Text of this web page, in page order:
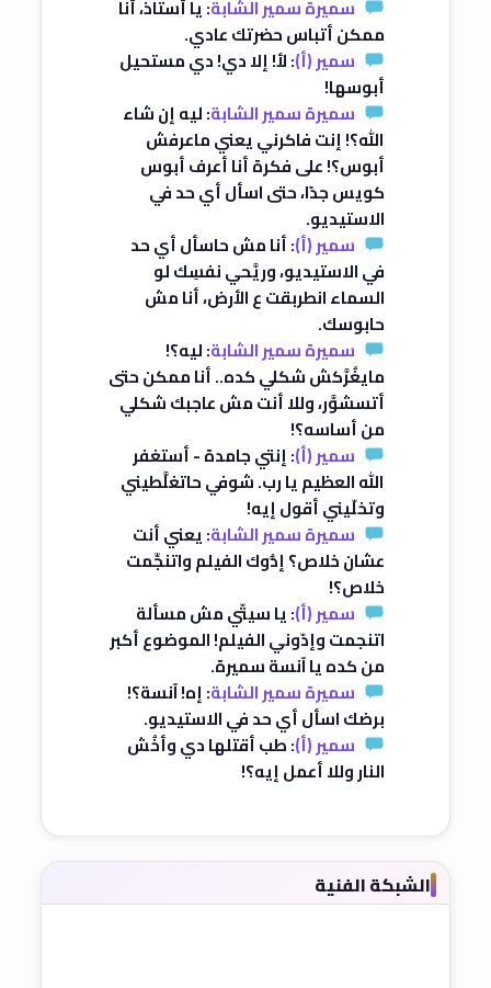
سميرة سمير الشابة: يا أستاذ، أنا
ممكن أتباس حضرتك عادي.
سمير (أ): لأ! إلا دي! دي مستحيل
أبوسها!
سميرة سمير الشابة: ليه إن شاء
الله؟! إنت فاكرني يعني ماعرفش
أبوس؟! على فكرة أنا أعرف أبوس
كويس جدًا، حتى اسأل أي حد في
الاستيديو.
سمير (أ): أنا مش حاسأل أي حد
في الاستيديو، وريَّحي نفسِك لو
السماء انطربقت ع الأرض، أنا مش
حابوسك.
سميرة سمير الشابة: ليه؟!
مايغُرَّكش شكلي كده.. أنا ممكن حتى
أتسشوَّر، وللا أنت مش عاجبك شكلي
من أساسه؟!
سمير (أ): إنتي جامدة - أستغفر
الله العظيم يا رب. شوفي حاتغلَّطيني
وتخلّيني أقول إيه!
سميرة سمير الشابة: يعني أنت
عشان خلاص؟ إدُّوك الفيلم واتنجِّمت
خلاص؟!
سمير (أ): يا سيتّي مش مسألة
اتنجمت وإدّوني الفيلم! الموضوع أكبر
من كده يا آنسة سميرة.
سميرة سمير الشابة: إه! آنسة؟!
برضك اسأل أي حد في الاستيديو.
سمير (أ): طب أقتلها دي وأخُش
النار وللا أعمل إيه؟!
الشبكة الفنية